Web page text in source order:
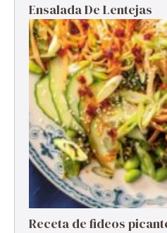
Ensalada De Lentejas
Receta de fideos